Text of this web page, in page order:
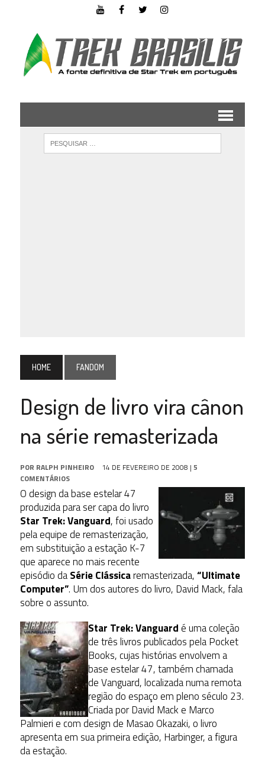
HOME FANDOM
Design de livro vira cânon
na série remasterizada
POR RALPH PINHEIRO 14 DE FEVEREIRO DE 2008 | 5
COMENTÁRIOS
O design da base estelar 47
produzida para ser capa do livro
Star Trek: Vanguard, foi usado
pela equipe de remasterização,
em substituição a estação K-7
que aparece no mais recente
episódio daSérie Clássicaremasterizada,“Ultimate
Computer”. Um dos autores do livro, David Mack, fala
sobre o assunto.
Star Trek: Vanguardé uma coleção
de três livros publicados pela Pocket
Books, cujas histórias envolvem a
base estelar 47, também chamada
de Vanguard, localizada numa remota
região do espaço em pleno século 23.
Criada porDavid Mack e Marco
Palmieri e com design de Masao Okazaki, o livro
apresenta em sua primeira edição, Harbinger, a figura
da estação.